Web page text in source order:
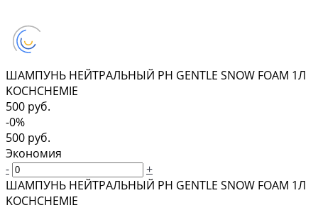
ШАМПУНЬ НЕЙТРАЛЬНЫЙ PH GENTLE SNOW FOAM 1Л
KOCHCHEMIE
500 руб.
-0%
500 руб.
Экономия
-
+
ШАМПУНЬ НЕЙТРАЛЬНЫЙ PH GENTLE SNOW FOAM 1Л
KOCHCHEMIE